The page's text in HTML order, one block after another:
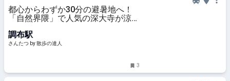
都心からわずか30分の避暑地へ！
「自然界隈」で人気の深大寺が涼し
散歩の達人
調布駅
さんたつ by 散歩の達人
3